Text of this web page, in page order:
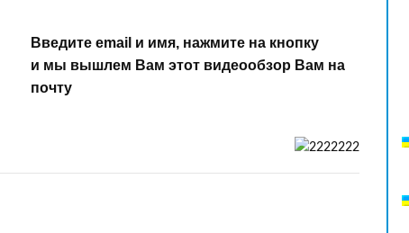
Введите email и имя, нажмите на кнопку
и мы вышлем Вам этот видеообзор Вам на
почту